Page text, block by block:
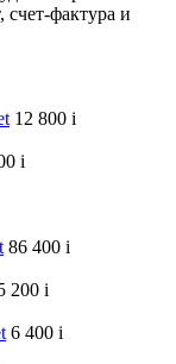
счет-фактура и
12 800 i
i
86 400 i
200 i
6 400 i